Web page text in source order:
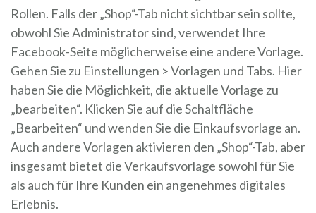
Rollen. Falls der „Shop“-Tab nicht sichtbar sein sollte,
obwohl Sie Administrator sind, verwendet Ihre
Facebook-Seite möglicherweise eine andere Vorlage.
Gehen Sie zu Einstellungen > Vorlagen und Tabs. Hier
haben Sie die Möglichkeit, die aktuelle Vorlage zu
„bearbeiten“. Klicken Sie auf die Schaltfläche
„Bearbeiten“ und wenden Sie die Einkaufsvorlage an.
Auch andere Vorlagen aktivieren den „Shop“-Tab, aber
insgesamt bietet die Verkaufsvorlage sowohl für Sie
als auch für Ihre Kunden ein angenehmes digitales
Erlebnis.